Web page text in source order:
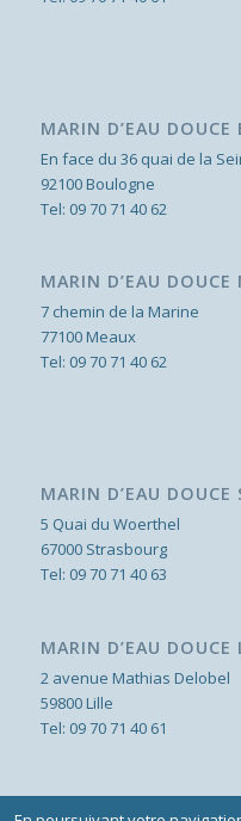
MARIN D’EAU DOUCE
En face du 36 quai de la
92100 Boulogne
Tel: 09 70 71 40 62
MARIN D’EAU DOUCE
7 chemin de la Marine
77100 Meaux
Tel: 09 70 71 40 62
MARIN D’EAU DOUCE
5 Quai du Woerthel
67000 Strasbourg
Tel: 09 70 71 40 63
MARIN D’EAU DOUCE
2 avenue Mathias Delobel
59800 Lille
Tel: 09 70 71 40 61